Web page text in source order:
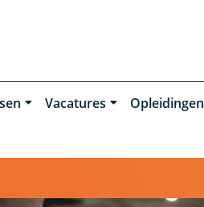
Vacatures Opleidingen